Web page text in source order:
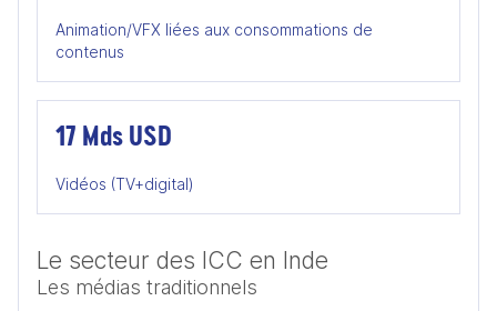
Animation/VFX liées aux consommations de
contenus
17 Mds USD
Vidéos (TV+digital)
Le secteur des ICC en Inde
Les médias traditionnels